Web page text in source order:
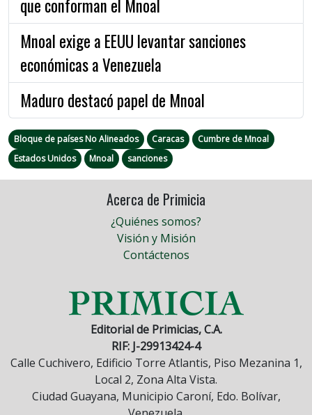
que conforman el Mnoal
Mnoal exige a EEUU levantar sanciones
económicas a Venezuela
Maduro destacó papel de Mnoal
Bloque de países No Alineados Caracas
Cumbre de Mnoal
Estados Unidos
Mnoal sanciones
Acerca de Primicia
¿Quiénes somos?
Visión y Misión
Contáctenos
Editorial de Primicias, C.A.
RIF: J-29913424-4
Calle Cuchivero, Edificio Torre Atlantis, Piso Mezanina 1,
Local 2, Zona Alta Vista.
Ciudad Guayana, Municipio Caroní, Edo. Bolívar,